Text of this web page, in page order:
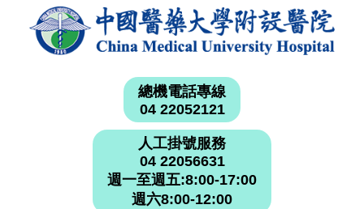
總機電話專線
04 22052121
人工掛號服務
04 22056631
週一至週五:8:00-17:00
週六8:00-12:00